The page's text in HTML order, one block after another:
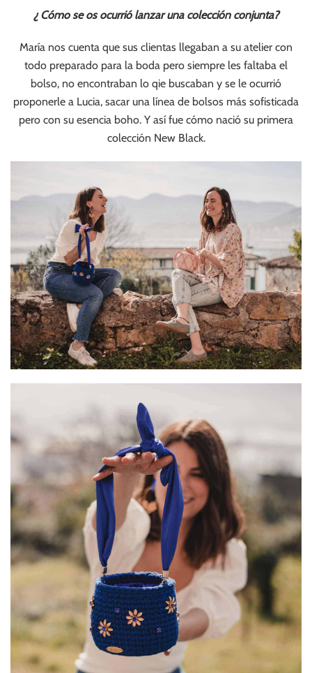
¿ Cómo se os ocurrió lanzar una colección conjunta?
María nos cuenta que sus clientas llegaban a su atelier con
todo preparado para la boda pero siempre les faltaba el
bolso, no encontraban lo qie buscaban y se le ocurrió
proponerle a Lucia, sacar una línea de bolsos más sofisticada
pero con su esencia boho. Y así fue cómo nació su primera
colección New Black.